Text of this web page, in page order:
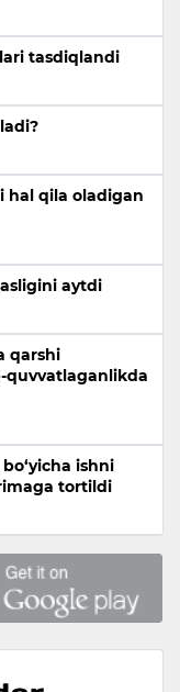
tasdiqlandi
hal qila oladigan
aytdi
qarshi
quvvatlaganlikda
ishni
tortildi